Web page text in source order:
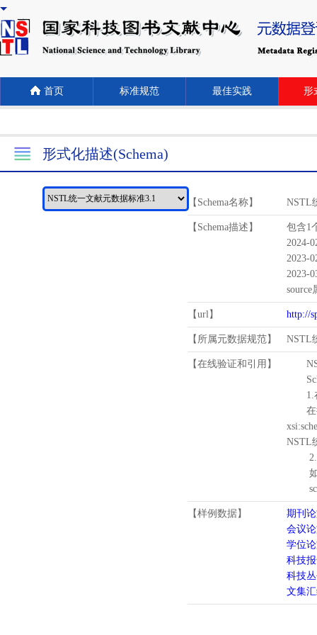
首页 标准规范 最佳实践 形
形式化描述(Schema)
【Schema名称】 NSTL
【Schema描述】
包含1
2024-
2023-
2023-
source
【url】 http://
【所属元数据规范】 NSTL
【在线验证和引用】
1.
在待
NSTL
2.
如需
【样例数据】
期刊
会议
学位
科技
科技
文集